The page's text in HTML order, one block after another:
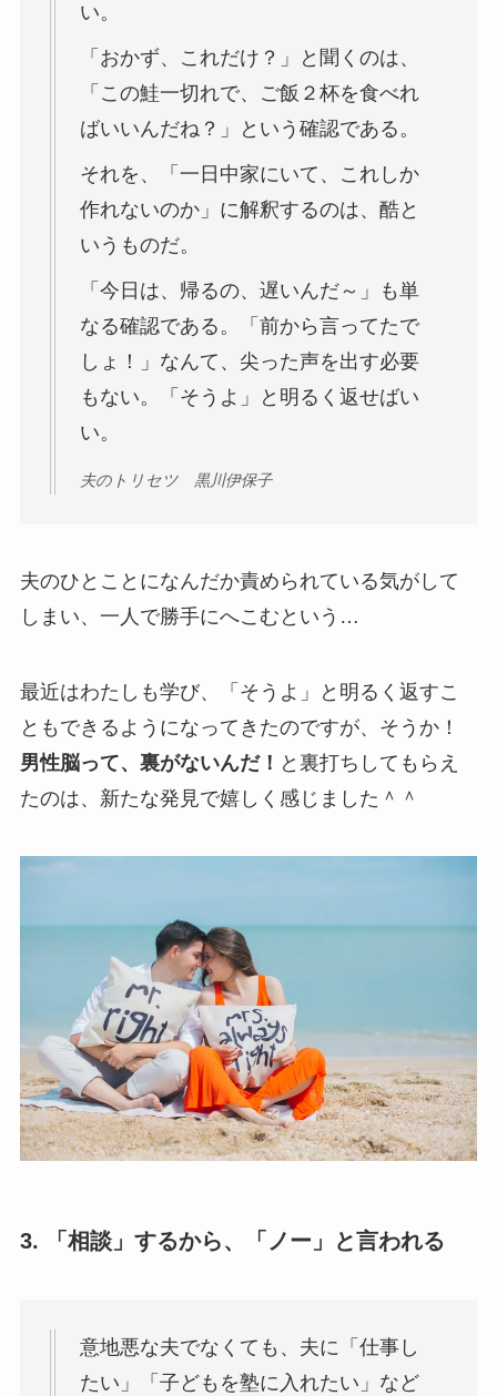
い。
「おかず、これだけ？」と聞くのは、
「この鮭一切れで、ご飯２杯を食べれ
ばいいんだね？」という確認である。
それを、「一日中家にいて、これしか
作れないのか」に解釈するのは、酷と
いうものだ。
「今日は、帰るの、遅いんだ～」も単
なる確認である。「前から言ってたで
しょ！」なんて、尖った声を出す必要
もない。「そうよ」と明るく返せばい
い。
夫のトリセツ 黒川伊保子
夫のひとことになんだか責められている気がして
しまい、一人で勝手にへこむという…
最近はわたしも学び、「そうよ」と明るく返すこ
ともできるようになってきたのですが、そうか！
男性脳って、裏がないんだ！ と裏打ちしてもらえ
たのは、新たな発見で嬉しく感じました＾＾
3. 「相談」するから、「ノー」と言われる
意地悪な夫でなくても、夫に「仕事し
たい」「子どもを塾に入れたい」など